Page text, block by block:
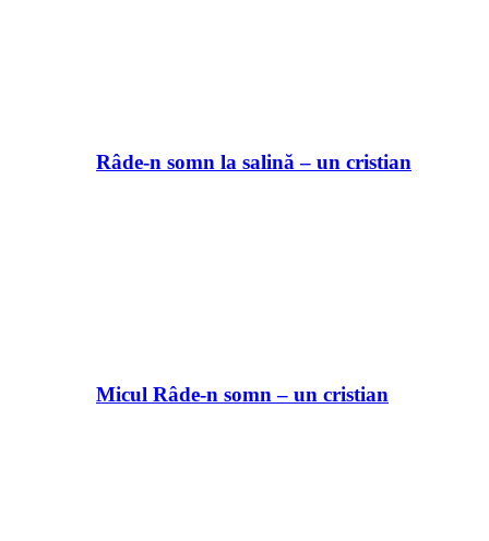
Râde-n somn la salină – un cristian
Micul Râde-n somn – un cristian